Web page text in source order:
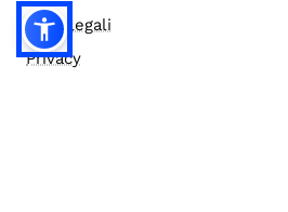
Note legali
Privacy